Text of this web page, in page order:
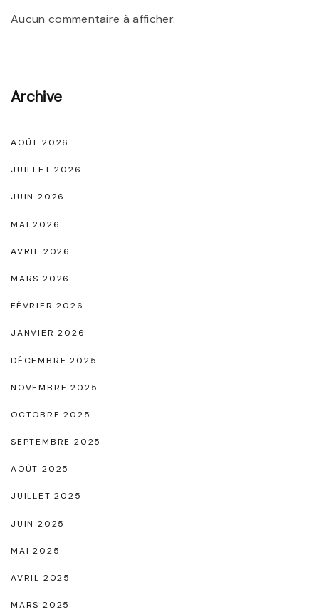
S
e
R
a
e
e
Aucun commentaire à afficher.
Archive
AOÛT 2026
JUILLET 2026
JUIN 2026
MAI 2026
AVRIL 2026
MARS 2026
FÉVRIER 2026
JANVIER 2026
DÉCEMBRE 2025
NOVEMBRE 2025
OCTOBRE 2025
SEPTEMBRE 2025
AOÛT 2025
JUILLET 2025
JUIN 2025
MAI 2025
AVRIL 2025
MARS 2025